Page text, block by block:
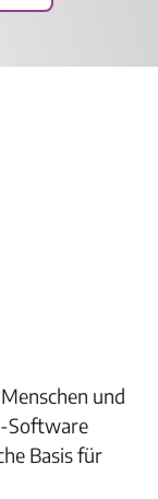
und
Software
Basis für